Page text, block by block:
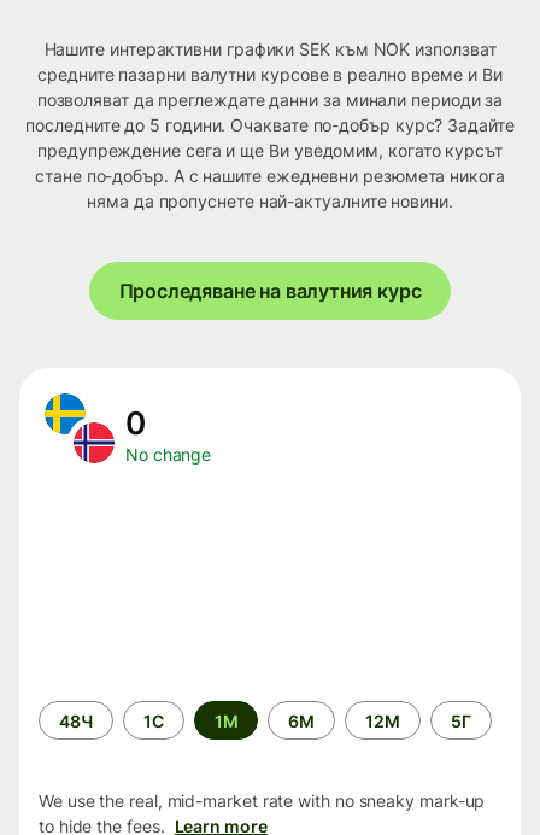
Нашите интерактивни графики SEK към NOK използват
средните пазарни валутни курсове в реално време и Ви
позволяват да преглеждате данни за минали периоди за
последните до 5 години. Очаквате по-добър курс? Задайте
предупреждение сега и ще Ви уведомим, когато курсът
стане по-добър. А с нашите ежедневни резюмета никога
няма да пропуснете най-актуалните новини.
Проследяване на валутния курс
0
No change
Time
period
48Ч 1С 1М 6М 12М 5Г
We use the real, mid-market rate with no sneaky mark-up
to hide the fees. Learn more